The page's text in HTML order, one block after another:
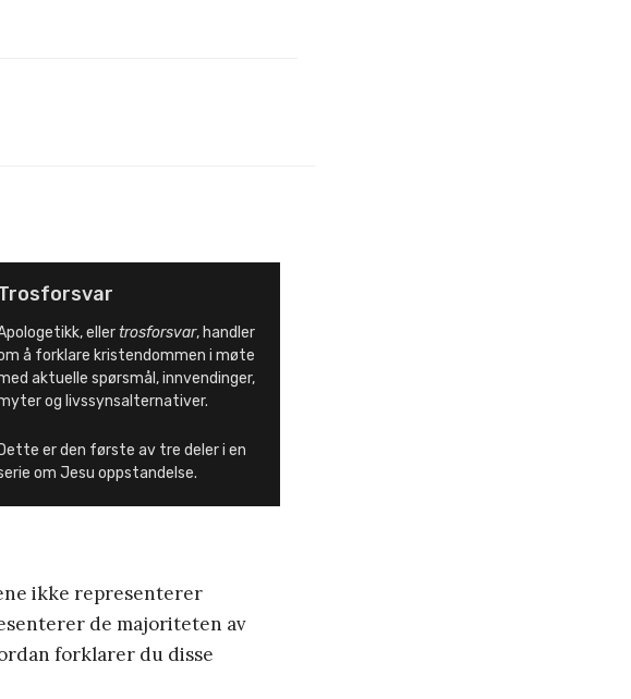
ellertrosforsvar, handler
å forklare kristendommen i møte
aktuelle spørsmål, innvendinger,
og livssynsalternativer.
Dette er den første av tre deler i en
om Jesu oppstandelse.
ikke representerer
de majoriteten av
forklarer du disse